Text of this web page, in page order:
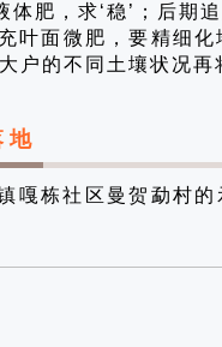
肥，求‘稳’；后期
叶面微肥，要精细化
户的不同土壤状况再
地
嘎栋社区曼贺勐村